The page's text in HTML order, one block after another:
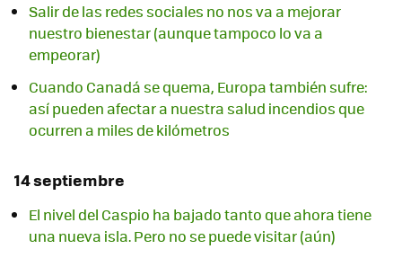
Salir de las redes sociales no nos va a mejorar
nuestro bienestar (aunque tampoco lo va a
empeorar)
Cuando Canadá se quema, Europa también sufre:
así pueden afectar a nuestra salud incendios que
ocurren a miles de kilómetros
14 septiembre
El nivel del Caspio ha bajado tanto que ahora tiene
una nueva isla. Pero no se puede visitar (aún)